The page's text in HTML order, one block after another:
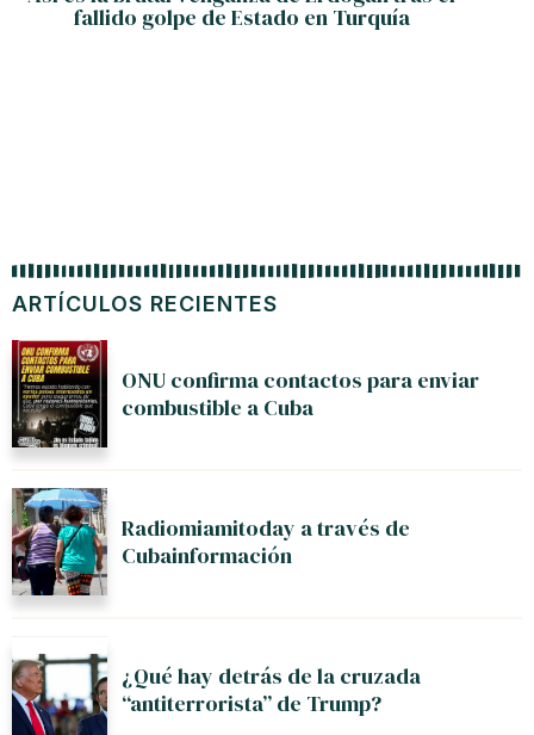
ARTÍCULOS RECIENTES
ONU confirma contactos para enviar
combustible a Cuba
Radiomiamitoday a través de
Cubainformación
¿Qué hay detrás de la cruzada
“antiterrorista” de Trump?
fallido golpe de Estado en Turquía